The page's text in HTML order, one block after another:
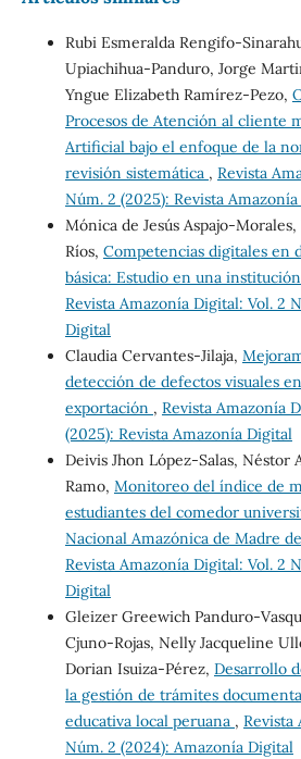
Rubi Esmeralda Rengifo-
Upiachihua-Panduro, Jorge
Yngue Elizabeth Ramírez-Pezo,
Procesos de Atención al cliente
Artificial bajo el enfoque de la
revisión sistemática , Revista
Núm. 2 (2025): Revista
Mónica de Jesús Aspajo-
Ríos, Competencias digitales en
básica: Estudio en una
Revista Amazonía Digital: Vol. 2
Digital
Claudia Cervantes-Jilaja,
detección de defectos visuales
exportación , Revista Amazonía
(2025): Revista Amazonía Digital
Deivis Jhon López-Salas, Néstor
Ramo, Monitoreo del índice de
estudiantes del comedor
Nacional Amazónica de Madre
Revista Amazonía Digital: Vol. 2
Digital
Gleizer Greewich Panduro-
Cjuno-Rojas, Nelly Jacqueline
Dorian Isuiza-Pérez, Desarrollo
la gestión de trámites
educativa local peruana , Revista
Núm. 2 (2024): Amazonía Digital